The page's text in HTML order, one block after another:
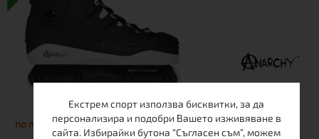
БЛЕЙДОВЕ ANARCHY REVOLUTION II
по поръчка
Екстрем спорт използва бисквитки, за да
персонализира и подобри Вашето изживяване в
сайта. Избирайки бутона “Съгласен съм”, можем